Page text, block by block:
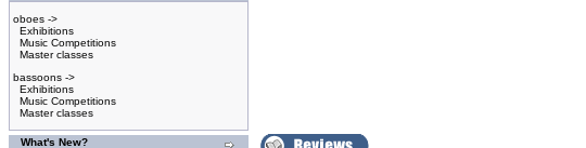
oboes ->
Exhibitions
Music Competitions
Master classes
bassoons ->
Exhibitions
Music Competitions
Master classes
What's New?